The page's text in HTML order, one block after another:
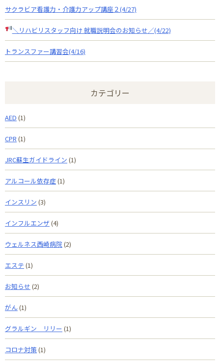
サクラビア看護力・介護力アップ講座２(4/27)
＼リハビリスタッフ向け 就職説明会のお知らせ／(4/22)
トランスファー講習会(4/16)
カテゴリー
AED (1)
CPR (1)
JRC蘇生ガイドライン (1)
アルコール依存症(1)
インスリン (3)
インフルエンザ (4)
ウェルネス西崎病院 (2)
エステ (1)
お知らせ (2)
がん(1)
グラルギン リリー (1)
コロナ対策 (1)